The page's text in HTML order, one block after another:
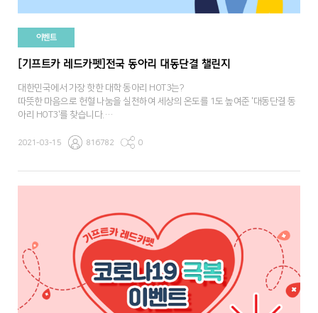
이벤트
[기프트카 레드카펫]전국 동아리 대동단결 챌린지
대한민국에서 가장 핫한 대학 동아리 HOT3는?
따뜻한 마음으로 헌혈 나눔을 실천하여 세상의 온도를 1도 높여준 '대동단결 동
아리 HOT3'를 찾습니다.
힘을 더해주세요!
2021-03-15 816782 0